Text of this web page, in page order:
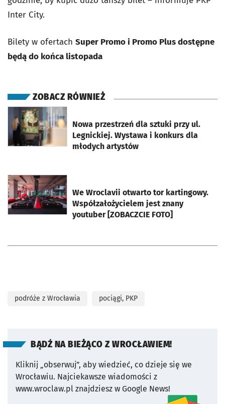
Inter City.
Bilety w ofertach Super Promo i Promo Plus dostępne
będą do końca listopada
ZOBACZ RÓWNIEŻ
Nowa przestrzeń dla sztuki przy ul.
Legnickiej. Wystawa i konkurs dla
młodych artystów
otworzy się w nowej karcie
We Wroclavii otwarto tor kartingowy.
Współzałożycielem jest znany
youtuber [ZOBACZCIE FOTO]
otworzy się w nowej karcie
podróże z Wrocławia pociągi, PKP
BĄDŹ NA BIEŻĄCO Z WROCŁAWIEM!
Kliknij „obserwuj”, aby wiedzieć, co dzieje się we
Wrocławiu. Najciekawsze wiadomości z
www.wroclaw.pl znajdziesz w Google News!